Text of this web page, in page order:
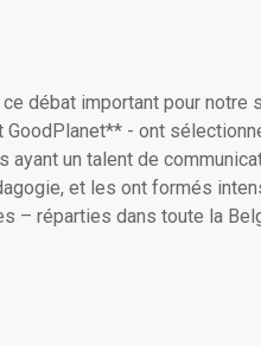
débat important pour notre
- ont
un talent de
et les ont formés
– réparties dans toute la